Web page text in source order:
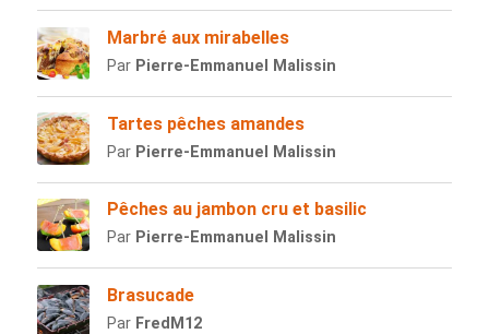
Marbré aux mirabelles
Par Pierre-Emmanuel Malissin
Tartes pêches amandes
Par Pierre-Emmanuel Malissin
Pêches au jambon cru et basilic
Par Pierre-Emmanuel Malissin
Brasucade
Par FredM12